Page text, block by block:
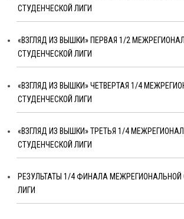
СТУДЕНЧЕСКОЙ ЛИГИ
«ВЗГЛЯД ИЗ ВЫШКИ» ПЕРВАЯ 1/2
СТУДЕНЧЕСКОЙ ЛИГИ
«ВЗГЛЯД ИЗ ВЫШКИ» ЧЕТВЕРТАЯ 1/4
СТУДЕНЧЕСКОЙ ЛИГИ
«ВЗГЛЯД ИЗ ВЫШКИ» ТРЕТЬЯ 1/4
СТУДЕНЧЕСКОЙ ЛИГИ
РЕЗУЛЬТАТЫ 1/4 ФИНАЛА МЕЖРЕГИОНАЛЬНОЙ
ЛИГИ